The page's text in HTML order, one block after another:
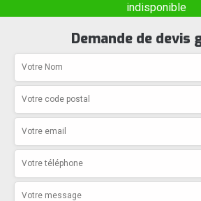
indisponible
Demande de devis